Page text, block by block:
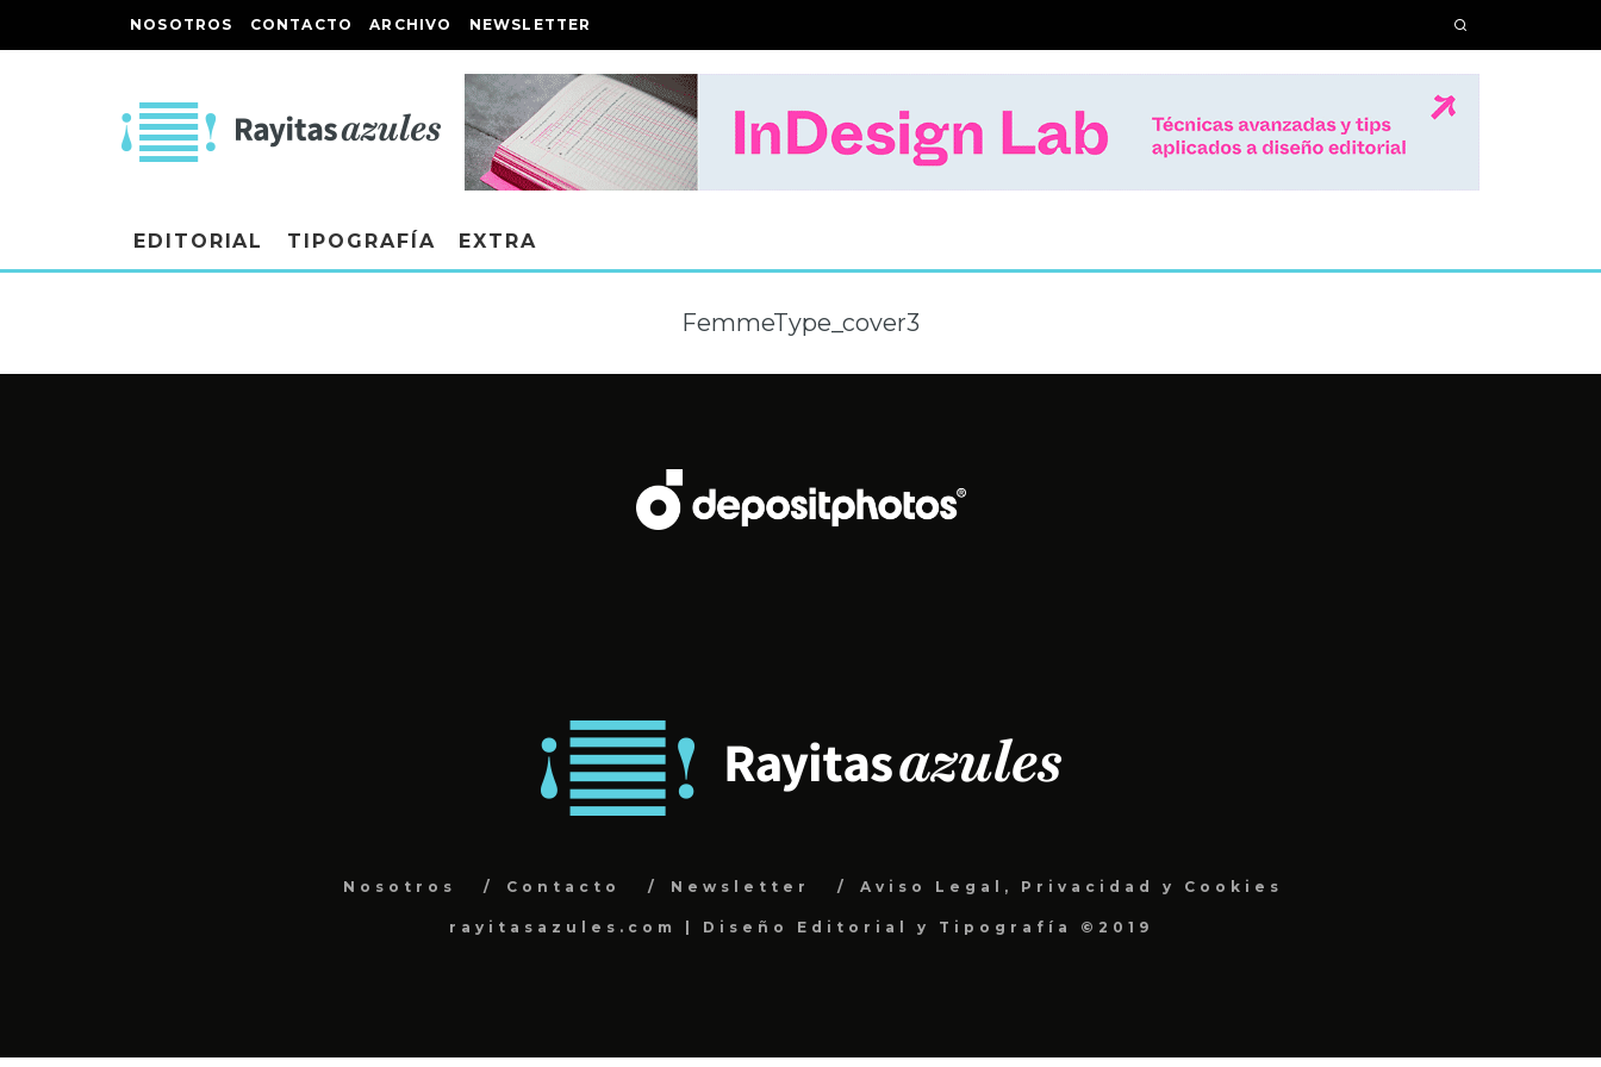
NOSOTROS CONTACTO ARCHIVO NEWSLETTER
EDITORIAL TIPOGRAFÍA EXTRA
FemmeType_cover3
Nosotros Contacto Newsletter Aviso Legal, Privacidad y Cookies
rayitasazules.com | Diseño Editorial y Tipografía ©2019